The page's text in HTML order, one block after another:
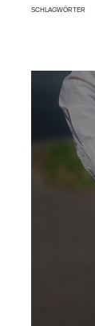
SCHLAGWÖRTER